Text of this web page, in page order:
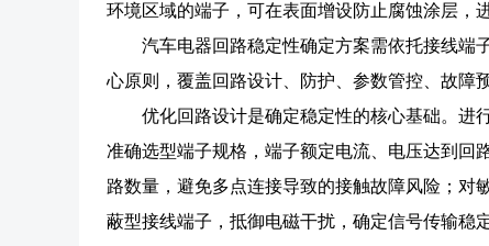
环境区域的端子，可在表面增设防止腐蚀涂层，
汽车电器回路稳定性确定方案需依托接线端
心原则，覆盖回路设计、防护、参数管控、故障
优化回路设计是确定稳定性的核心基础。进
准确选型端子规格，端子额定电流、电压达到回
路数量，避免多点连接导致的接触故障风险；对
蔽型接线端子，抵御电磁干扰，确定信号传输稳